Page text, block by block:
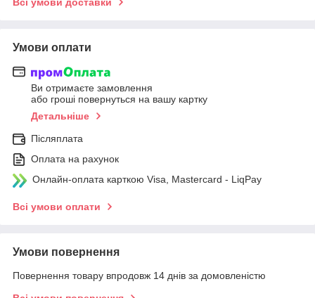
Умови оплати
Ви отримаєте замовлення
або гроші повернуться на вашу картку
Детальніше
Післяплата
Оплата на рахунок
Онлайн-оплата карткою Visa, Mastercard - LiqPay
Всі умови оплати
Умови повернення
Повернення товару впродовж 14 днів за домовленістю